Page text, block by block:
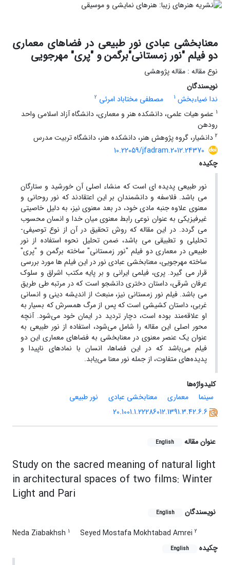
معنابخشی عبادی نور طبیعی در فضاهای معماری
دو فیلم "نور زمستانی"برگمن و "پری" مهرجویی
نوع مقاله : مقاله پژوهشی
نویسندگان
ندا ضیاءبخش 1 مصطفی مختاباد امرئی 2
1 عضو هیات علمی، دانشکده هنر و معماری، دانشگاه آزاد اسلامی واحد
رودهن
2 دانشیار، گروه پژوهش هنر، دانشکده هنر، دانشگاه تربیت مدرس
10.22059/jfadram.2012.24370
چکیده
نور طبیعی پدیده ای است که منشاء اصلی آن خورشید و ستارگان
می باشد. فلاسفه و دانشمندان بر این اعتقادند که نور روحانی و
معنوی علاوه جنبه مادی خود، در بعد معنوی نیز، به دلیل خاصیتی
غیرفیزیکی به عنوان نوعی رابط معنوی میان خدا و انسان محسوب
می گردد. در این مقاله که روش تحقیق در آن از نوع توصیفی-
تحلیلی و تطبیقی می باشد، ضمن تحلیل نحوه استفاده از نور
طبیعی در معماری دو فیلم "نور زمستانی" ساخته برگمن و "پری"
ساخته مهرجویی، معنابخشی عبادی نور در این فیلم ها مورد بررسی
قرار می گیرد. پری، فیلمی ایرانی و بر پایه مکتب اشراق و سلوک
عرفان شرقی، داستان دختری دانشجو است که در مرتبه طی طریق
می باشد. فیلم نور زمستانی نیز، منبعث از اندیشه دینی و انسانی
غربی، داستان کشیشی است که پس از مرگ همسرش که بسیار به
او علاقه‌مند بوده است، دچار تردید در ایمان خود می‌شود. آنچه
محور اصلی این مقاله را شامل می‌شود، استفاده از نور طبیعی به
عنوان یک عنصر معنوی در معنابخشی به فضاهای معماری این دو
فیلم می‌باشد که در این فضاها، انسان با نمادهای ناپیدا و
پدیده‌های متفاوت، از جمله نور معنا می‌یابد.
کلیدواژه‌ها
سینما
معماری معنابخشی عبادی
نور طبیعی
20.1001.1.22286012.1391.3.42.6.6
عنوان مقاله English
Study on the sacred meaning of natural light
in architectural spaces of two films: Winter
Light and Pari
نویسندگان English
Neda Ziabakhsh 1 Seyed Mostafa Mokhtabad Amrei 2
چکیده English